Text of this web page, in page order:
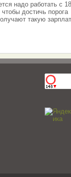
надо работать с
достичь порога
такую